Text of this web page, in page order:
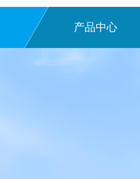
产品中心